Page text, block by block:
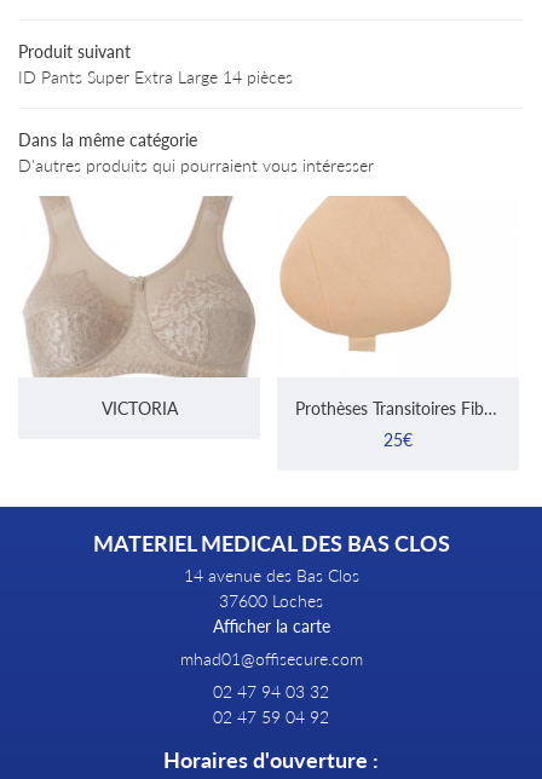
Produit suivant
ID Pants Super Extra Large 14 pièces
Dans la même catégorie
D'autres produits qui pourraient vous intéresser
VICTORIA
Prothèses Transitoires Fiberfill
25€
MATERIEL MEDICAL DES BAS CLOS
14 avenue des Bas Clos
37600 Loches
Afficher la carte
02 47 94 03 32
02 47 59 04 92
Horaires d'ouverture :